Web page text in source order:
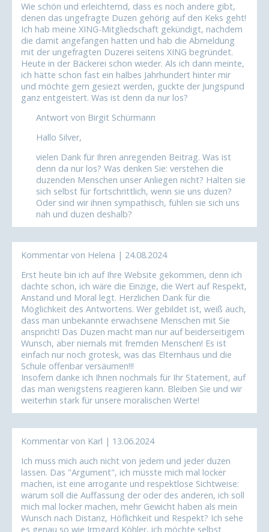
Wie schön und erleichternd, dass es noch andere gibt,
denen das ungefragte Duzen gehörig auf den Keks geht!
Ich hab meine XING-Mitgliedschaft gekündigt, nachdem
die damit angefangen hatten und hab die Abmeldung
mit der ungefragten Duzerei seitens XING begründet.
Heute in der Bäckerei schon wieder. Als ich dann meinte,
ich hätte schon fast ein halbes Jahrhundert hinter mir
und möchte gern gesiezt werden, guckte der Jungspund
ganz entgeistert. Was ist denn da nur los?
Antwort von Birgit Schürmann
Hallo Silver,
vielen Dank für Ihren anregenden Beitrag. Was ist
denn da nur los? Was denken Sie: verstehen die
duzenden Menschen unser Anliegen nicht? Halten sie
sich selbst für fortschrittlich, wenn sie uns duzen?
Oder sind wir ihnen sympathisch, fühlen sie sich uns
nah und duzen deshalb?
Kommentar von Helena | 24.08.2024
Erst heute bin ich auf Ihre Website gekommen, denn ich
dachte schon, ich wäre die Einzige, die Wert auf Respekt,
Anstand und Moral legt. Herzlichen Dank für die
Möglichkeit des Antwortens. Wer gebildet ist, weiß auch,
dass man unbekannte erwachsene Menschen mit Sie
anspricht! Das Duzen macht man nur auf beiderseitigem
Wunsch, aber niemals mit fremden Menschen! Es ist
einfach nur noch grotesk, was das Elternhaus und die
Schule offenbar versäumen!!!
Insofern danke ich Ihnen nochmals für Ihr Statement, auf
das man wenigstens reagieren kann. Bleiben Sie und wir
weiterhin stark für unsere moralischen Werte!
Kommentar von Karl | 13.06.2024
Ich muss mich auch nicht von jedem und jeder duzen
lassen. Das "Argument", ich müsste mich mal locker
machen, ist eine arrogante und respektlose Sichtweise:
warum soll die Auffassung der oder des anderen, ich soll
mich mal locker machen, mehr Gewicht haben als mein
Wunsch nach Distanz, Höflichkeit und Respekt? Ich sehe
es genau so wie Irmgard Köhler, ich möchte selbst